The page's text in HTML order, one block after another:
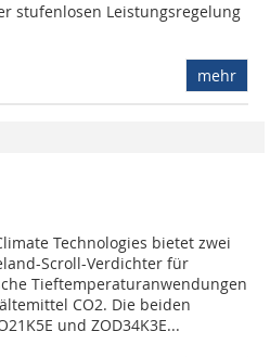
stufenlosen Leistungsregelung
mehr
Technologies bietet zwei
Scroll­-Verdichter für
Tieftemperaturanwendungen
CO2. Die beiden
und ZOD34K3E...